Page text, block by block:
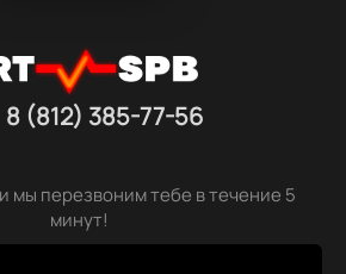
8 (812) 385-77-56
мы перезвоним тебе в течение 5
минут!